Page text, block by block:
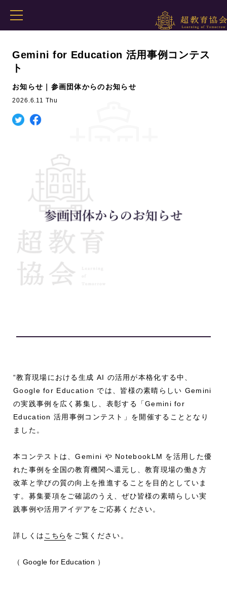
Gemini for Education 活用事例コンテス
ト
お知らせ｜参画団体からのお知らせ
2026.6.11 Thu
“教育現場における生成 AI の活用が本格化する中、
Google for Education では、皆様の素晴らしい Gemini
の実践事例を広く募集し、表彰する「Gemini for
Education 活用事例コンテスト」を開催することとなり
ました。
本コンテストは、Gemini や NotebookLM を活用した優
れた事例を全国の教育機関へ還元し、教育現場の働き方
改革と学びの質の向上を推進することを目的としていま
す。募集要項をご確認のうえ、ぜひ皆様の素晴らしい実
践事例や活用アイデアをご応募ください。
詳しくは こちらをご覧ください。
（ Google for Education ）